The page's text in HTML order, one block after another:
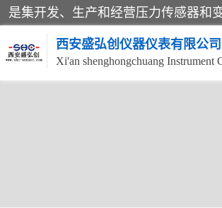
西安盛弘创仪器仪表有限公司